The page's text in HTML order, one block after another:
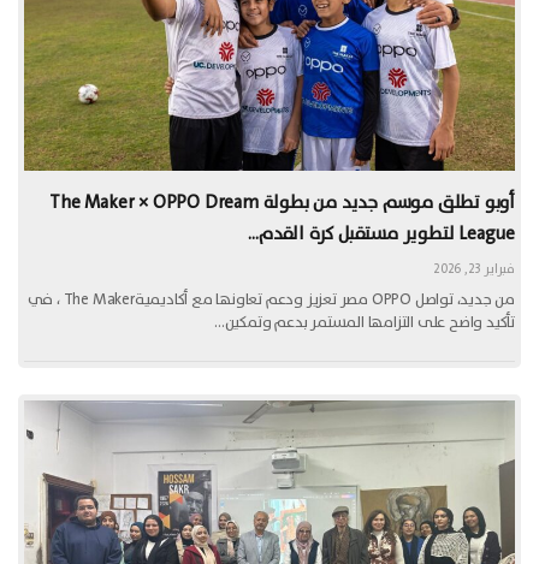
أوبو تطلق موسم جديد من بطولة The Maker × OPPO Dream
League لتطوير مستقبل كرة القدم…
فبراير 23, 2026
من جديد، تواصل OPPO مصر تعزيز ودعم تعاونها مع أكاديميةThe Maker ، في
تأكيد واضح على التزامها المستمر بدعم وتمكين…